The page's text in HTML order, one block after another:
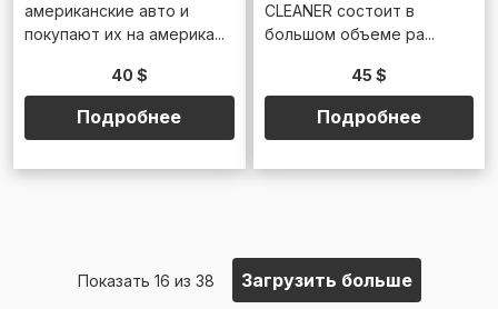
американские авто и
покупают их на америка...
40 $
Подробнее
CLEANER состоит в
большом объеме ра...
45 $
Подробнее
Показать 16 из 38 Загрузить больше